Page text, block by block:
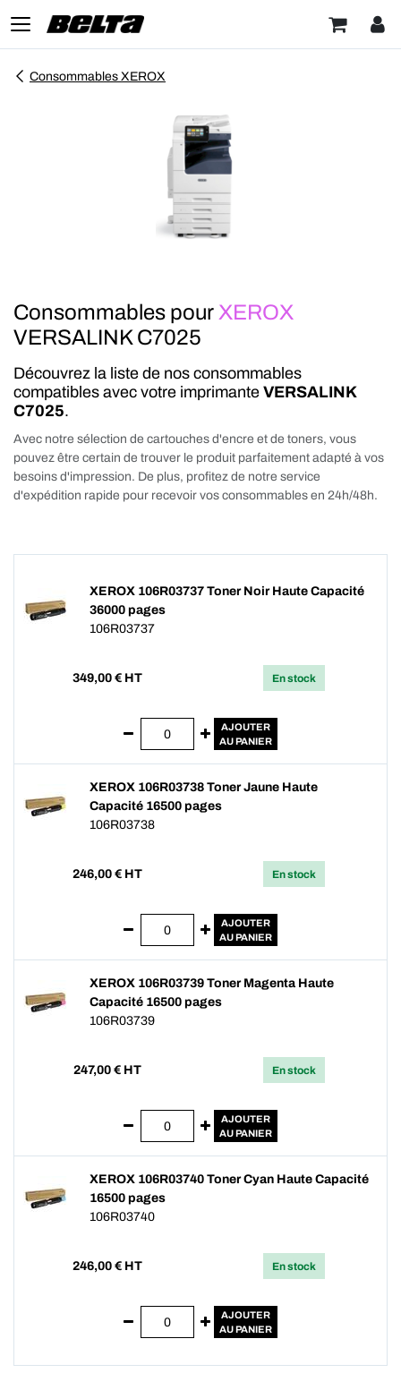
Consommables XEROX
Consommables pour XEROX
VERSALINK C7025
Découvrez la liste de nos consommables
compatibles avec votre imprimante VERSALINK
C7025.
Avec notre sélection de cartouches d'encre et de toners, vous
pouvez être certain de trouver le produit parfaitement adapté à vos
besoins d'impression. De plus, profitez de notre service
d'expédition rapide pour recevoir vos consommables en 24h/48h.
XEROX 106R03737 Toner Noir Haute Capacité
36000 pages
106R03737
349,00 € HT En stock
AJOUTER
AU PANIER
XEROX 106R03738 Toner Jaune Haute
Capacité 16500 pages
106R03738
246,00 € HT En stock
AJOUTER
AU PANIER
XEROX 106R03739 Toner Magenta Haute
Capacité 16500 pages
106R03739
247,00 € HT En stock
AJOUTER
AU PANIER
XEROX 106R03740 Toner Cyan Haute Capacité
16500 pages
106R03740
246,00 € HT En stock
AJOUTER
AU PANIER